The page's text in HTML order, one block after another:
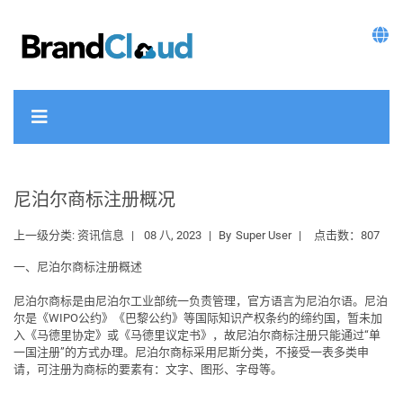
尼泊尔商标注册概况
上一级分类: 资讯信息 08 八, 2023 By Super User 点击数：807
一、尼泊尔商标注册概述
尼泊尔商标是由尼泊尔工业部统一负责管理，官方语言为尼泊尔语。尼泊
尔是《WIPO公约》《巴黎公约》等国际知识产权条约的缔约国，暂未加
入《马德里协定》或《马德里议定书》，故尼泊尔商标注册只能通过“单
一国注册”的方式办理。尼泊尔商标采用尼斯分类， 不接受一表多类申
请，可注册为商标的要素有：文字、图形、字母等。